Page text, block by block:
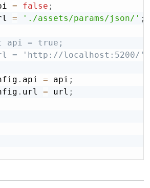
= false ;
= './assets/params/json/' ;
api = true;
= 'http://localhost:5200/
. api = api ;
. url = url ;